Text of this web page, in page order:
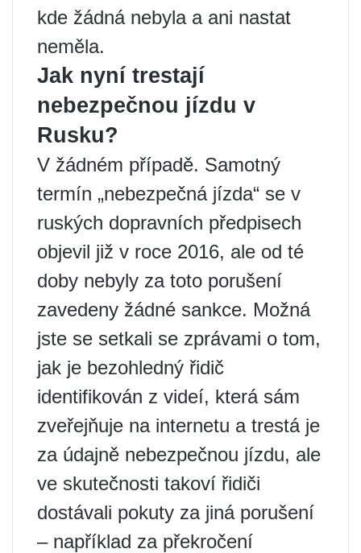
kde žádná nebyla a ani nastat
neměla.
Jak nyní trestají
nebezpečnou jízdu v
Rusku?
V žádném případě. Samotný
termín „nebezpečná jízda“ se v
ruských dopravních předpisech
objevil již v roce 2016, ale od té
doby nebyly za toto porušení
zavedeny žádné sankce. Možná
jste se setkali se zprávami o tom,
jak je bezohledný řidič
identifikován z videí, která sám
zveřejňuje na internetu a trestá je
za údajně nebezpečnou jízdu, ale
ve skutečnosti takoví řidiči
dostávali pokuty za jiná porušení
– například za překročení